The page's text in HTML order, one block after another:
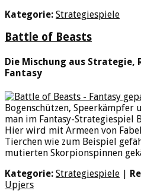
Kategorie: Strategiespiele
Battle of Beasts
Die Mischung aus Strategie,
Fantasy
Bogenschützen, Speerkämpfer
man im Fantasy-Strategiespiel
Hier wird mit Armeen von
Tierchen wie zum Beispiel
mutierten Skorpionspinnen
Kategorie: Strategiespiele |
Upjers